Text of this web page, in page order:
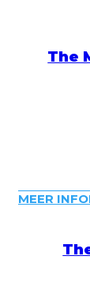
The
MEER